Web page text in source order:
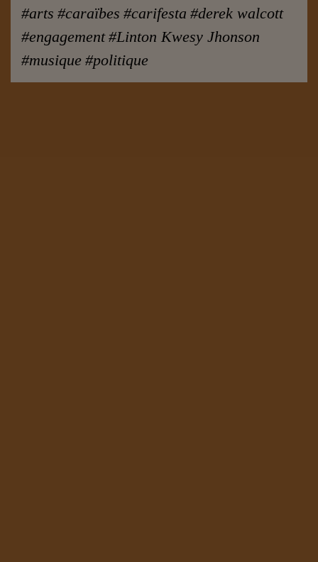
#arts #caraïbes #carifesta #derek walcott
#engagement #Linton Kwesy Jhonson
#musique #politique